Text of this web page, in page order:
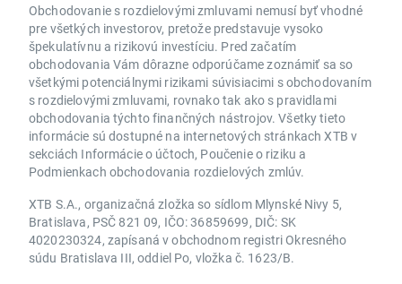
Obchodovanie s rozdielovými zmluvami nemusí byť vhodné
pre všetkých investorov, pretože predstavuje vysoko
špekulatívnu a rizikovú investíciu. Pred začatím
obchodovania Vám dôrazne odporúčame zoznámiť sa so
všetkými potenciálnymi rizikami súvisiacimi s obchodovaním
s rozdielovými zmluvami, rovnako tak ako s pravidlami
obchodovania týchto finančných nástrojov. Všetky tieto
informácie sú dostupné na internetových stránkach XTB v
sekciách Informácie o účtoch, Poučenie o riziku a
Podmienkach obchodovania rozdielových zmlúv.
XTB S.A., organizačná zložka so sídlom Mlynské Nivy 5,
Bratislava, PSČ 821 09, IČO: 36859699, DIČ: SK
4020230324, zapísaná v obchodnom registri Okresného
súdu Bratislava III, oddiel Po, vložka č. 1623/B.